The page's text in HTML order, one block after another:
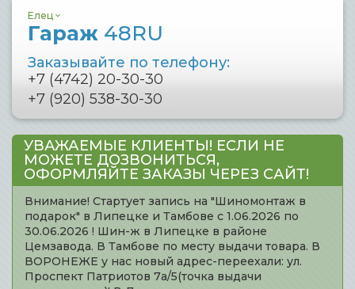
Елец
Гараж 48RU
Заказывайте по телефону:
+7 (4742) 20-30-30
+7 (920) 538-30-30
УВАЖАЕМЫЕ КЛИЕНТЫ! ЕСЛИ НЕ
МОЖЕТЕ ДОЗВОНИТЬСЯ,
ОФОРМЛЯЙТЕ ЗАКАЗЫ ЧЕРЕЗ САЙТ!
Внимание! Стартует запись на "Шиномонтаж в
подарок" в Липецке и Тамбове с 1.06.2026 по
30.06.2026 ! Шин-ж в Липецке в районе
Цемзавода. В Тамбове по месту выдачи товара. В
ВОРОНЕЖЕ у нас новый адрес-переехали: ул.
Проспект Патриотов 7а/5(точка выдачи